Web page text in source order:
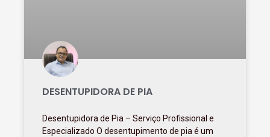
DESENTUPIDORA DE PIA
Desentupidora de Pia – Serviço Profissional e
Especializado O desentupimento de pia é um